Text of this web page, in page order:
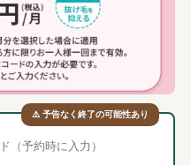
⚠️ 予告なく終了の可能性あり
（予約時に入力）